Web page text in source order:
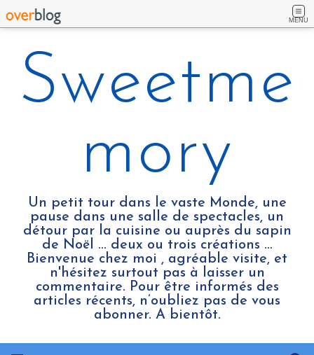
MENU
Sweetme
mory
Un petit tour dans le vaste Monde, une
pause dans une salle de spectacles, un
détour par la cuisine ou auprès du sapin
de Noël ... deux ou trois créations …
Bienvenue chez moi , agréable visite, et
n'hésitez surtout pas à laisser un
commentaire. Pour être informés des
articles récents, n’oubliez pas de vous
abonner. A bientôt.